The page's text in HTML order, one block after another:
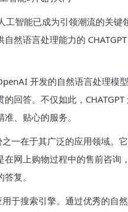
工智能已成为引领潮流的关
然语言处理能力的
开发的自然语言处理模
回答。不仅如此，
、贴心的服务。
之一在于其广泛的应用领域。
网上购物过程中的售前咨询
复。
于搜索引擎。通过优秀的自